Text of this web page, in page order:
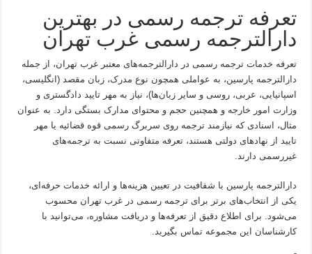
تعرفه ترجمه رسمی در بهترین
دارالترجمه رسمی غرب تهران
تعرفه خدمات ترجمه رسمی در دارالترجمه‌های معتبر غرب تهران، از جمله
دارالترجمه پارسین، به عواملی همچون نوع مدرک، زبان مقصد (انگلیسی،
اسپانیایی، عربی، روسی و سایر زبان‌ها)، نیاز به مهر تایید دادگستری و
وزارت امور خارجه و همچنین حجم و محتوای مدارک بستگی دارد. به عنوان
مثال، اسنادی که نیازمند ترجمه روی سربرگ رسمی قوه قضائیه یا مهر
تایید از نهادهای دولتی هستند، تعرفه متفاوتی نسبت به ترجمه‌های
غیررسمی دارند.
دارالترجمه پارسین با شفافیت در تعیین هزینه‌ها و ارائه خدمات حرفه‌ای،
یکی از انتخاب‌های برتر برای ترجمه رسمی در غرب تهران محسوب
می‌شود. برای اطلاع دقیق از تعرفه‌ها و دریافت مشاوره، می‌توانید با
کارشناسان این مجموعه تماس بگیرید.